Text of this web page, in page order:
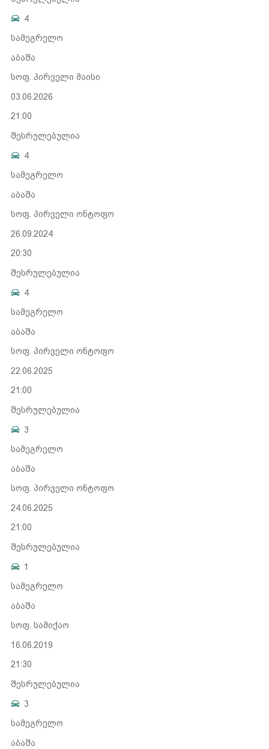
4
სამეგრელო
აბაშა
სოფ. პირველი მაისი
03.06.2026
21:00
შესრულებულია
4
სამეგრელო
აბაშა
სოფ. პირველი ონტოფო
26.09.2024
20:30
შესრულებულია
4
სამეგრელო
აბაშა
სოფ. პირველი ონტოფო
22.06.2025
21:00
შესრულებულია
3
სამეგრელო
აბაშა
სოფ. პირველი ონტოფო
24.06.2025
21:00
შესრულებულია
1
სამეგრელო
აბაშა
სოფ. სამიქაო
16.06.2019
21:30
შესრულებულია
3
სამეგრელო
აბაშა